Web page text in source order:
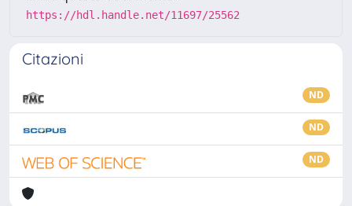
https://hdl.handle.net/11697/25562
Citazioni
ND
ND
ND